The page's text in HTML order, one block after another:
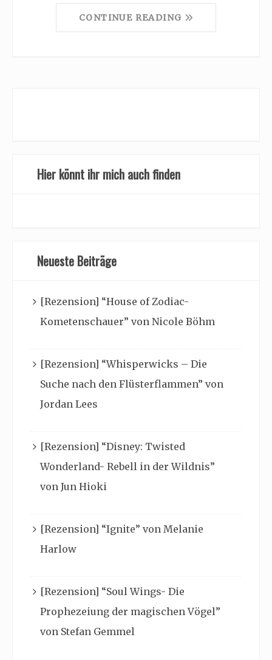
CONTINUE READING
Hier könnt ihr mich auch finden
Neueste Beiträge
[Rezension] “House of Zodiac-
Kometenschauer” von Nicole Böhm
[Rezension] “Whisperwicks – Die
Suche nach den Flüsterflammen” von
Jordan Lees
[Rezension] “Disney: Twisted
Wonderland- Rebell in der Wildnis”
von Jun Hioki
[Rezension] “Ignite” von Melanie
Harlow
[Rezension] “Soul Wings- Die
Prophezeiung der magischen Vögel”
von Stefan Gemmel